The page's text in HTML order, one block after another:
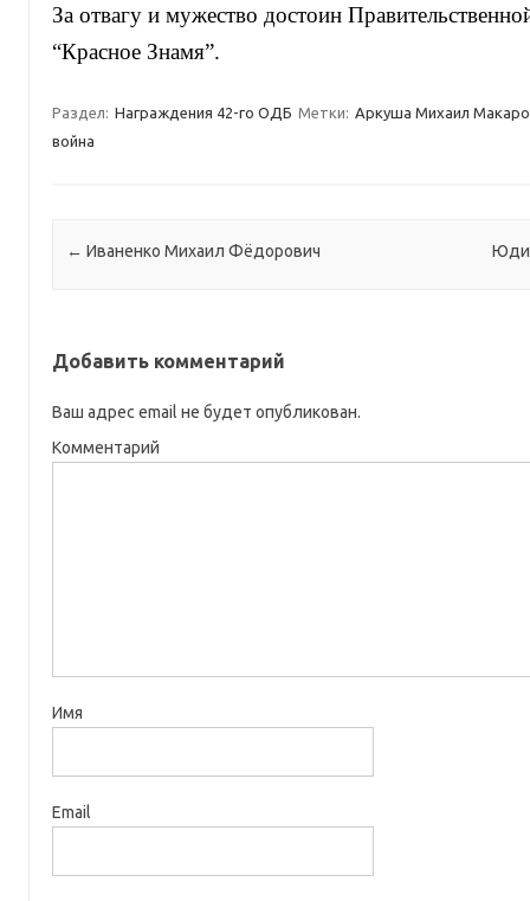
За отвагу и мужество достоин
“Красное Знамя”.
Раздел: Награждения 42-го ОДБ Метки: Аркуша Михаил
война
Навигация по записям
← Иваненко Михаил Фёдорович
Добавить комментарий
Ваш адрес email не будет опубликован.
Комментарий
Имя
Email